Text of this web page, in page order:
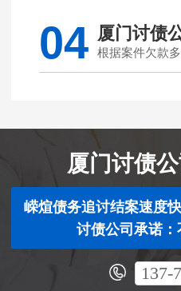
04 厦门讨债
根据案件欠款
厦门讨债
嵘煊债务追讨结案速度
讨债公司承诺：
137-